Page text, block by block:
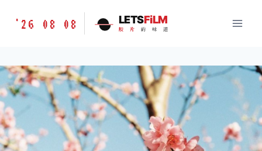
胶
味
道
LETSFILM
'26 08 08 LETSFiLM
胶 片 的 味 道